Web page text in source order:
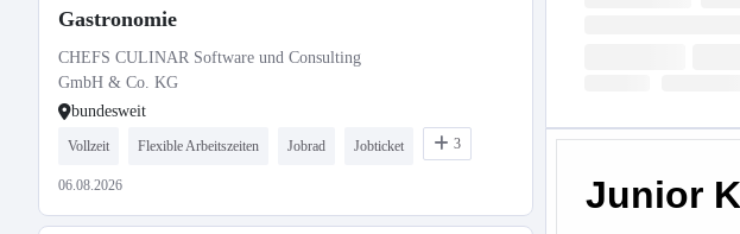
Gastronomie
CHEFS CULINAR Software und Consulting
GmbH & Co. KG
bundesweit
Vollzeit Flexible Arbeitszeiten Jobrad Jobticket 3
06.08.2026